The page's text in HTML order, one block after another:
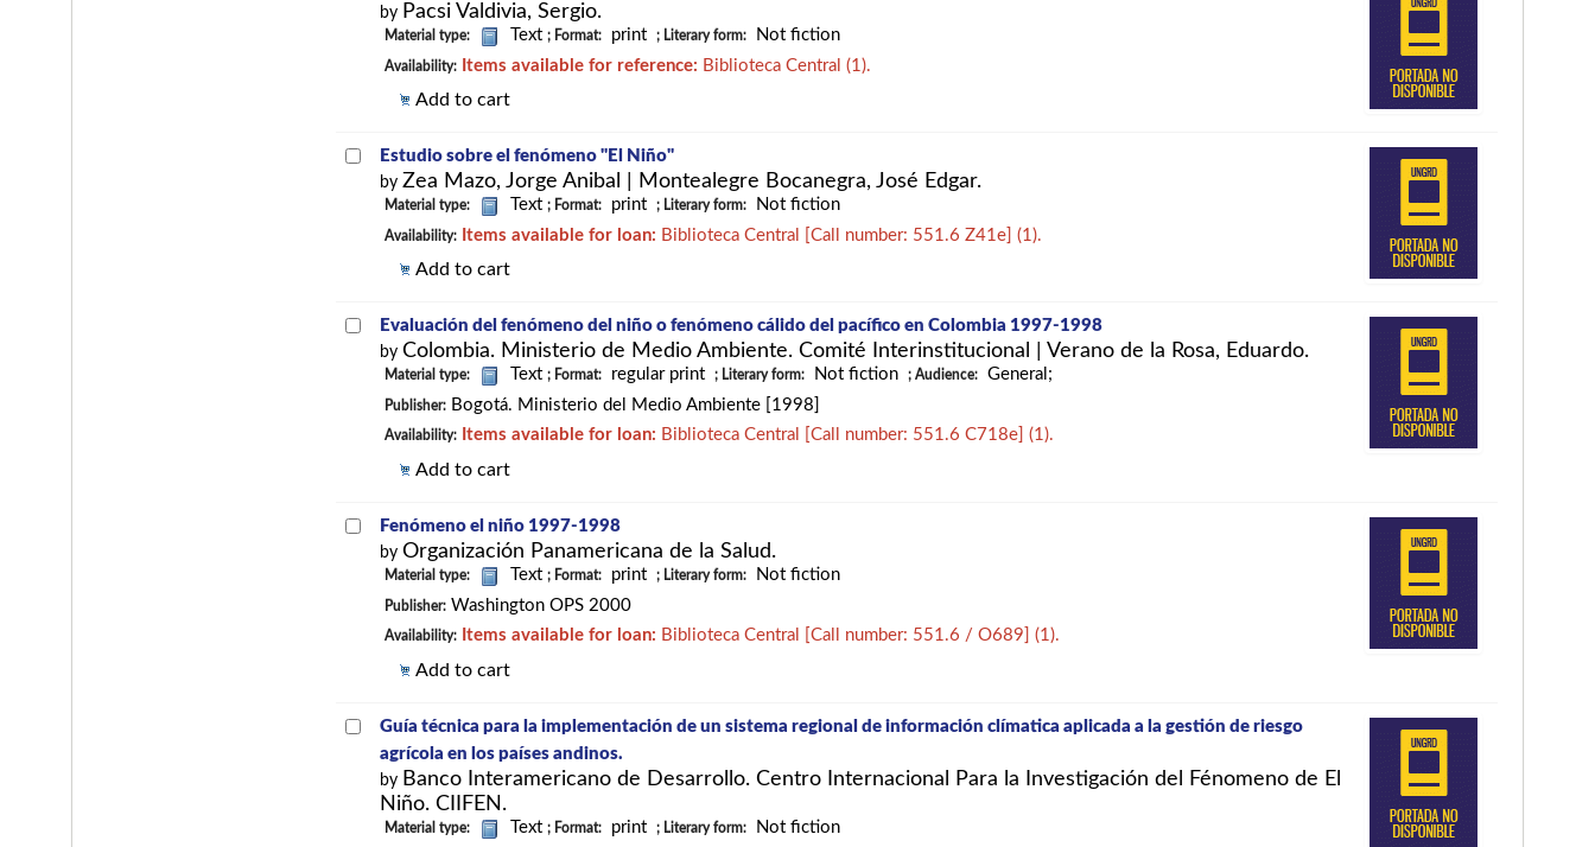
by Pacsi Valdivia, Sergio.
Material type: Text ; Format: print ; Literary form: Not fiction
Availability: Items available for reference: Biblioteca Central (1).
Add to cart
Estudio sobre el fenómeno "El Niño"
byZea Mazo, Jorge Anibal Montealegre Bocanegra, José Edgar.
Material type: Text ; Format: print ; Literary form: Not fiction
Availability: Items available for loan: Biblioteca Central [Call number: 551.6 Z41e ](1).
Add to cart
Evaluación del fenómeno del niño o fenómeno cálido del pacífico en Colombia 1997-1998
byColombia. Ministerio de Medio Ambiente. Comité Interinstitucional |Verano de la Rosa, Eduardo.
Material type: Text ; Format: regular print ; Literary form: Not fiction ; Audience: General;
Publisher: Bogotá. Ministerio del Medio Ambiente [1998]
Availability: Items available for loan: Biblioteca Central [Call number: 551.6 C718e ](1).
Add to cart
Fenómeno el niño 1997-1998
byOrganización Panamericana de la Salud.
Material type: Text ; Format: print ; Literary form: Not fiction
Publisher: Washington OPS 2000
Availability: Items available for loan: Biblioteca Central [Call number: 551.6 / O689 ](1).
Add to cart
Guía técnica para la implementación de un sistema regional de información clímatica aplicada a la gestión de riesgo
agrícola en los países andinos.
by Banco Interamericano de Desarrollo. Centro Internacional Para la Investigación del Fénomeno de El
Niño. CIIFEN.
Material type: Text ; Format: print ; Literary form: Not fiction